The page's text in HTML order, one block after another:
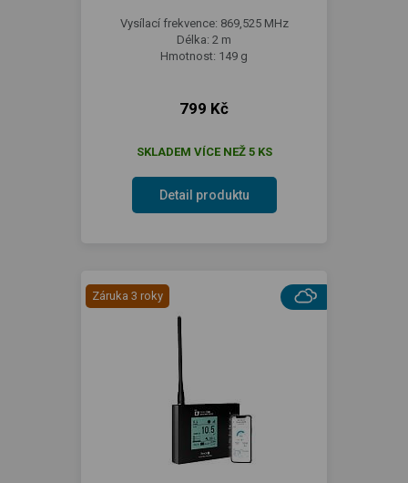
Vysílací frekvence: 869,525 MHz
Délka: 2 m
Hmotnost: 149 g
799 Kč
SKLADEM VÍCE NEŽ 5 KS
Detail produktu
Záruka 3 roky